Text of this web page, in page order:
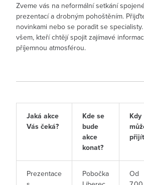
Zveme vás na neformální setkání
prezentací a drobným pohoštěním.
novinkami nebo se poradit se
všem, kteří chtějí spojit zajímavé
příjemnou atmosférou.
Jaká akce
Vás čeká?
Kde se
bude
akce
konat?
Kdy
Prezentace
Pobočka
Od